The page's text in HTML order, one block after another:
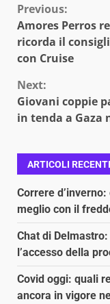
Continue
Reading
Previous:
Amores Perros
ricorda il
con Cruise
Next:
Giovani coppie
in tenda a
ARTICOLI RECENTI
Correre
meglio con il
Chat di
l’accesso della
Covid oggi: quali
ancora in vigore